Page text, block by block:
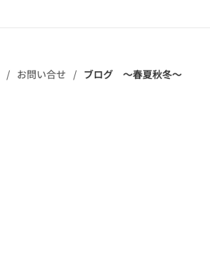
お問い合せ ブログ ～春夏秋冬～